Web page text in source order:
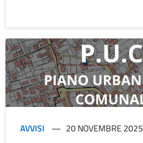
AVVISI 20 NOVEMBRE 2025